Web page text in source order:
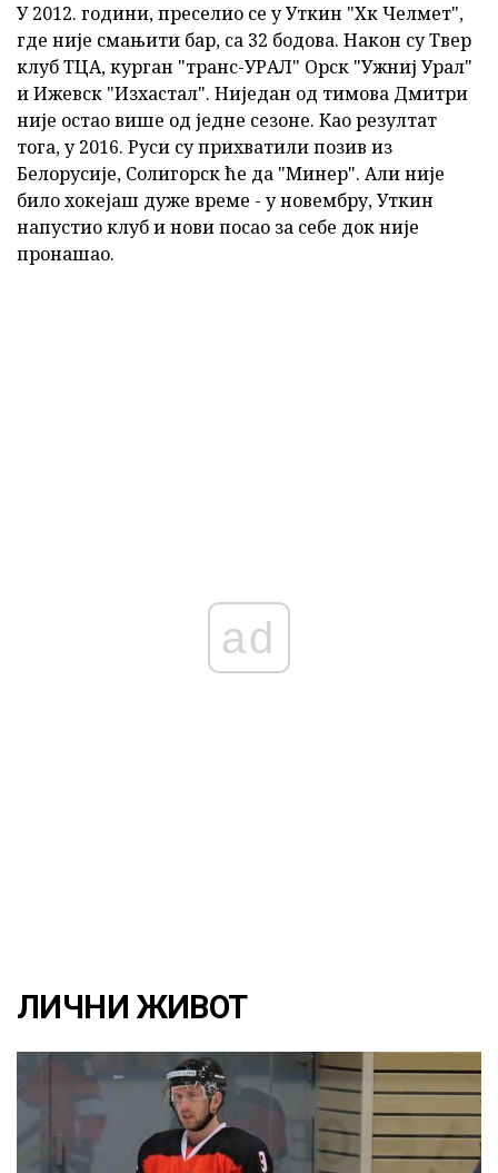
У 2012. години, преселио се у Уткин "Хк Челмет",
где није смањити бар, са 32 бодова. Након су Твер
клуб ТЦА, курган "транс-УРАЛ" Орск "Ужниј Урал"
и Ижевск "Изхастал". Ниједан од тимова Дмитри
није остао више од једне сезоне. Као резултат
тога, у 2016. Руси су прихватили позив из
Белорусије, Солигорск ће да "Минер". Али није
било хокејаш дуже време - у новембру, Уткин
напустио клуб и нови посао за себе док није
пронашао.
ad
ЛИЧНИ ЖИВОТ